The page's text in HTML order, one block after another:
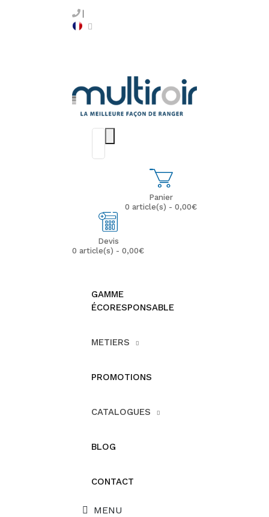
Panier
0 article(s) - 0,00€
Devis
0 article(s) - 0,00€
GAMME
ÉCORESPONSABLE
METIERS
PROMOTIONS
CATALOGUES
BLOG
CONTACT
MENU